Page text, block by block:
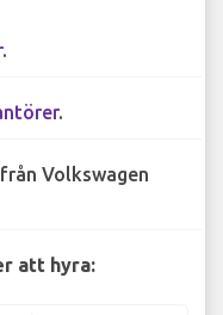
.
.
Volkswagen
att hyra: